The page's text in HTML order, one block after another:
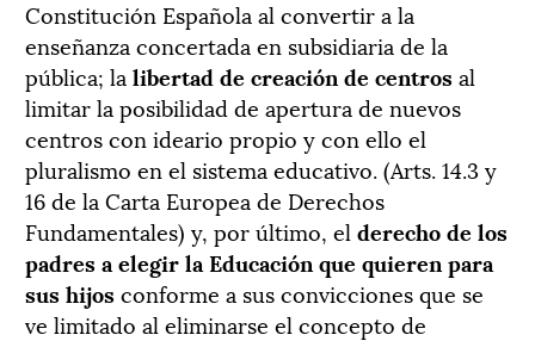
Constitución Española al convertir a la
enseñanza concertada en subsidiaria de la
pública; la libertad de creación de centrosal
limitar la posibilidad de apertura de nuevos
centros con ideario propio y con ello el
pluralismo en el sistema educativo. (Arts. 14.3 y
16 de la Carta Europea de Derechos
Fundamentales) y, por último, el derecho de los
padres a elegir la Educación que quieren para
sus hijosconforme a sus convicciones que se
ve limitado al eliminarse el concepto de